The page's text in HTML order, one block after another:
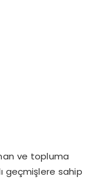
ve topluma
geçmişlere sahip